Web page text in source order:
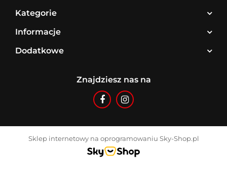
Kategorie
Informacje
Dodatkowe
Znajdziesz nas na
Sklep internetowy na oprogramowaniu Sky-Shop.pl